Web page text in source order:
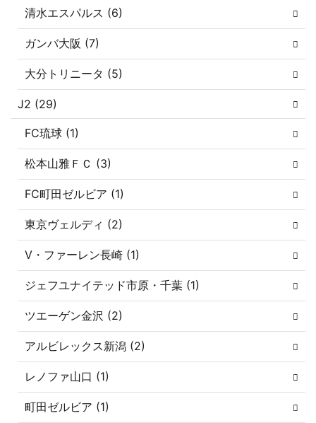
清水エスパルス (6)
ガンバ大阪 (7)
大分トリニータ (5)
J2 (29)
FC琉球 (1)
松本山雅ＦＣ (3)
FC町田ゼルビア (1)
東京ヴェルディ (2)
V・ファーレン長崎 (1)
ジェフユナイテッド市原・千葉 (1)
ツエーゲン金沢 (2)
アルビレックス新潟 (2)
レノファ山口 (1)
町田ゼルビア (1)